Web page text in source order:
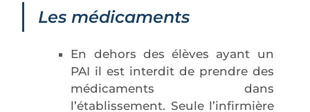
Les médicaments
En dehors des élèves ayant un
PAI il est interdit de prendre des
médicaments dans
l’établissement. Seule l’infirmière